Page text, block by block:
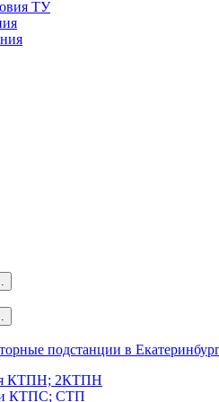
ТУ
КТПН; 2КТПН
КТПС; СТП